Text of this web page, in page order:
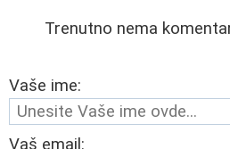
Trenutno nema
Vaše ime:
Vaš email: